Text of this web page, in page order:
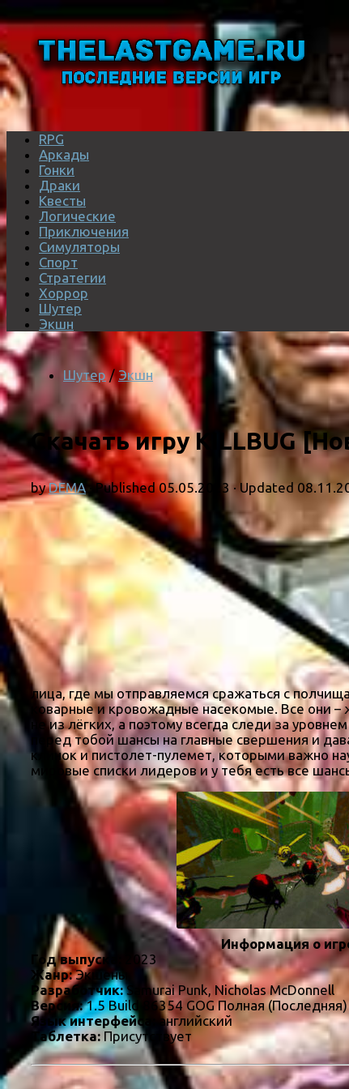
RPG
Аркады
Гонки
Драки
Квесты
Логические
Приключения
Симуляторы
Спорт
Стратегии
Хоррор
Шутер
Экшн
Шутер / Экшн
Скачать игру KILLBUG
byDEMA · Published05.05.2023 · Updated
лица, где мы отправляемся сражаться с
коварные и кровожадные насекомые. Все они
не из лёгких, а поэтому всегда следи за
перед тобой шансы на главные свершения и
клинок и пистолет-пулемет, которыми важно
мировые списки лидеров и у тебя есть все
Информация о
Год выпуска:
2023
Жанр:Экшены
Разработчик:Samurai Punk, Nicholas McDonnell
Версия:1.5 Build 86354 GOG Полная (Последняя)
Язык интерфейса:
английский
Таблетка: Присутствует